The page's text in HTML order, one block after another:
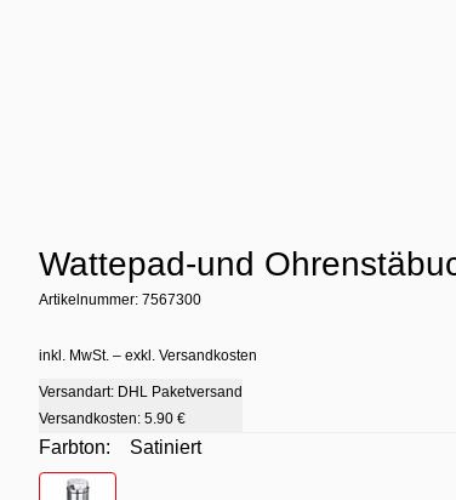
Wattepad-und
Artikelnummer: 7567300
inkl. MwSt. – exkl. Versandkosten
Versandart: DHL Paketversand
Versandkosten: 5.90 €
Farbton:
Satiniert
Farbton